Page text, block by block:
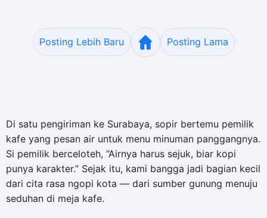
Posting Lebih Baru Posting Lama
Di satu pengiriman ke Surabaya, sopir bertemu pemilik
kafe yang pesan air untuk menu minuman panggangnya.
Si pemilik berceloteh, “Airnya harus sejuk, biar kopi
punya karakter.” Sejak itu, kami bangga jadi bagian kecil
dari cita rasa ngopi kota — dari sumber gunung menuju
seduhan di meja kafe.